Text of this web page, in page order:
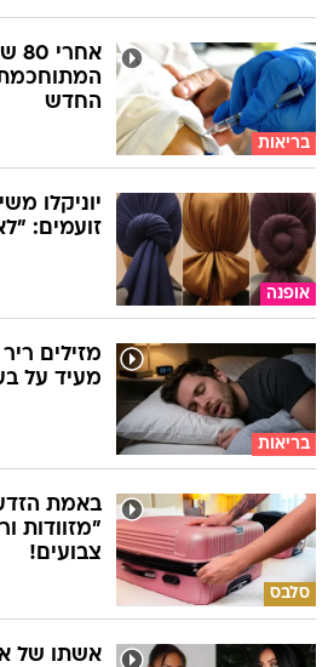
בריאות
החדש
אופנה
יוניקלו
זועמים:
בריאות
מזילים
מעיד על
סלבס
באמת
"מזוודות
צבועים!
אשתו של